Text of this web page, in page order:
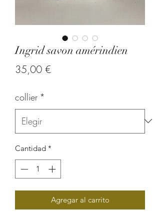
Ingrid savon amérindien
35,00 €Precio
collier *
Cantidad *
Agregar al carrito